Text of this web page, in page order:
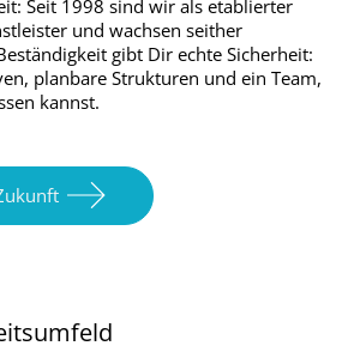
Seit 1998 sind wir als etablierter
und wachsen seither
gibt Dir echte Sicherheit:
planbare Strukturen und ein Team,
kannst.